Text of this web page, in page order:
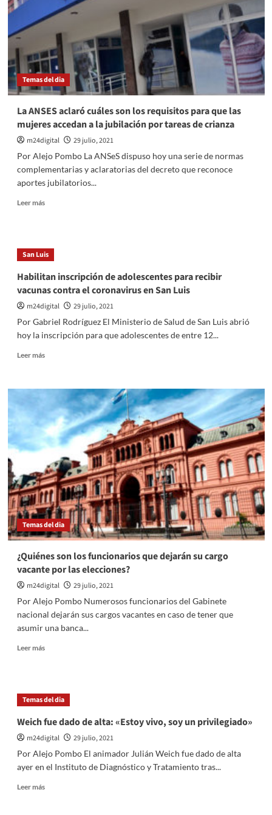
nuevos
casos
seis
fallecidos
en
las
ultimas
horas
Temas del dia
La ANSES aclaró cuáles son los requisitos para que las
mujeres accedan a la jubilación por tareas de crianza
m24digital
29 julio, 2021
Por Alejo Pombo La ANSeS dispuso hoy una serie de normas
complementarias y aclaratorias del decreto que reconoce
aportes jubilatorios...
Leer másLeer
ANSES
aclaró
son
los
requisitos
que
las
por
tareas
de
crianza
San Luis
Habilitan inscripción de adolescentes para recibir
vacunas contra el coronavirus en San Luis
m24digital
29 julio, 2021
Por Gabriel Rodríguez El Ministerio de Salud de San Luis abrió
hoy la inscripción para que adolescentes de entre 12...
Leer másLeer
Habilitan
inscripción
de
adolescentes
para
recibir
vacunas
contra
el
coronavirus
en
San
Luis
Temas del dia
¿Quiénes son los funcionarios que dejarán su cargo
vacante por las elecciones?
m24digital
29 julio, 2021
Por Alejo Pombo Numerosos funcionarios del Gabinete
nacional dejarán sus cargos vacantes en caso de tener que
asumir una banca...
Leer másLeer
son
los
que
dejarán
su
vacante
por
Temas del dia
Weich fue dado de alta: «Estoy vivo, soy un privilegiado»
m24digital
29 julio, 2021
Por Alejo Pombo El animador Julián Weich fue dado de alta
ayer en el Instituto de Diagnóstico y Tratamiento tras...
Leer másLeer